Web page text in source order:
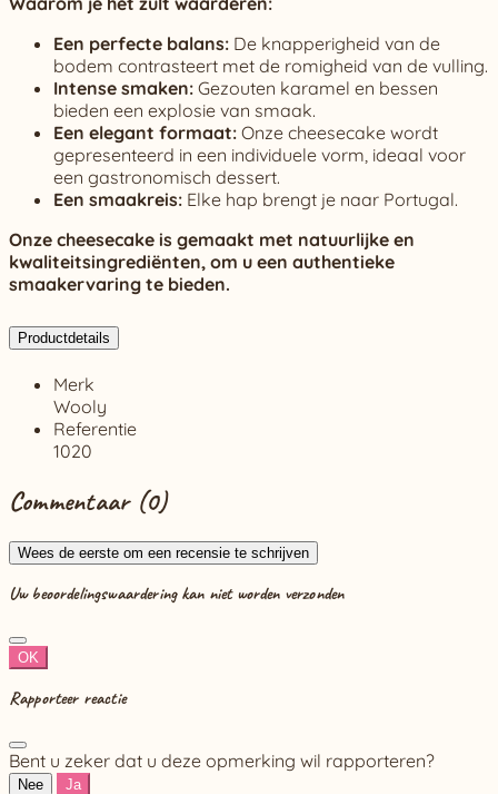
Een perfecte balans: De knapperigheid van de
bodem contrasteert met de romigheid van de vulling.
Intense smaken: Gezouten karamel en bessen
bieden een explosie van smaak.
Een elegant formaat: Onze cheesecake wordt
gepresenteerd in een individuele vorm, ideaal voor
een gastronomisch dessert.
Een smaakreis: Elke hap brengt je naar Portugal.
Onze cheesecake is gemaakt met natuurlijke en
kwaliteitsingrediënten, om u een authentieke
smaakervaring te bieden.
Productdetails
Merk
Wooly
Referentie
1020
Commentaar (0)
Wees de eerste om een recensie te schrijven
Uw beoordelingswaardering kan niet worden verzonden
OK
Rapporteer reactie
Bent u zeker dat u deze opmerking wil rapporteren?
Nee Ja